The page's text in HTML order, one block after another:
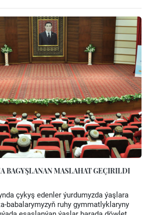
BAGYŞLANAN MASLAHAT GEÇIRILDI
çykyş edenler ýurdumyzda ýaşlara
babalarymyzyň ruhy gymmatlyklaryny